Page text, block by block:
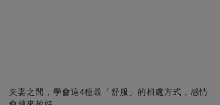
夫妻之間，學會這4種最「舒服」的相處方式，感情